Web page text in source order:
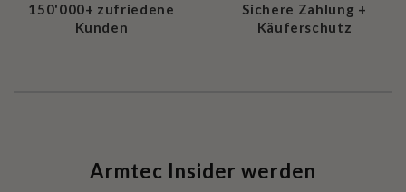
150'000+ zufriedene
Kunden
Sichere Zahlung +
Käuferschutz
Armtec Insider werden